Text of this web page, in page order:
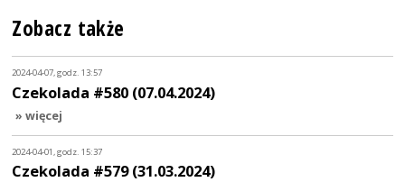
Zobacz także
2024-04-07, godz. 13:57
Czekolada #580 (07.04.2024)
» więcej
2024-04-01, godz. 15:37
Czekolada #579 (31.03.2024)